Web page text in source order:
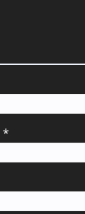
*